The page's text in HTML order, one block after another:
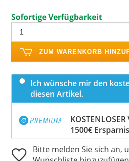
Sofortige Verfügbarkeit
ZUM WARENKORB
Ich wünsche mir den
diesen Artikel.
1500€
Bitte melden Sie sich an,